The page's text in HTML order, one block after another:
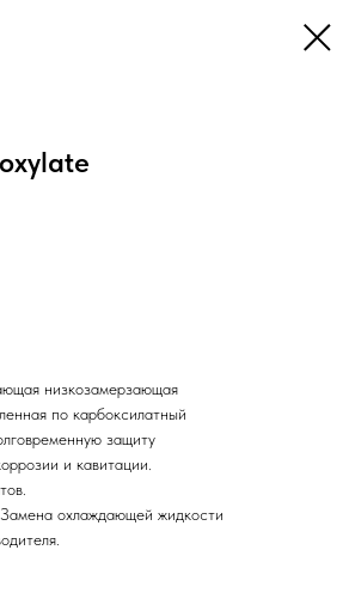
низкозамерзающая
по карбоксилатный
защиту
и кавитации.
охлаждающей жидкости